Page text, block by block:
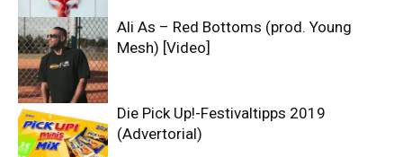
Ali As – Red Bottoms (prod. Young
Mesh) [Video]
Die Pick Up!-Festivaltipps 2019
(Advertorial)